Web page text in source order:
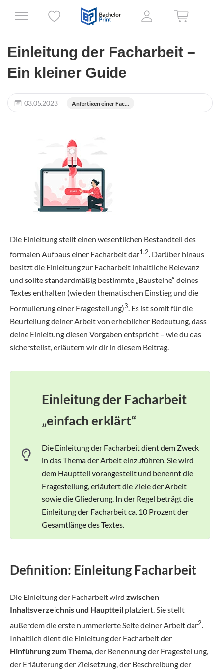
Einleitung der Facharbeit –
Ein kleiner Guide
03.05.2023 Anfertigen einer Fac...
Die Einleitung stellt einen wesentlichen Bestandteil des
formalen Aufbaus einer Facharbeit dar1,2. Darüber hinaus
besitzt die Einleitung zur Facharbeit inhaltliche Relevanz
und sollte standardmäßig bestimmte „Bausteine“ deines
Textes enthalten (wie den thematischen Einstieg und die
Formulierung einer Fragestellung)3. Es ist somit für die
Beurteilung deiner Arbeit von erheblicher Bedeutung, dass
deine Einleitung diesen Vorgaben entspricht – wie du das
sicherstellst, erläutern wir dir in diesem Beitrag.
Einleitung der Facharbeit
„einfach erklärt“
Die Einleitung der Facharbeit dient dem Zweck
in das Thema der Arbeit einzuführen. Sie wird
dem Hauptteil vorangestellt und benennt die
Fragestellung, erläutert die Ziele der Arbeit
sowie die Gliederung. In der Regel beträgt die
Einleitung der Facharbeit ca. 10 Prozent der
Gesamtlänge des Textes.
Definition: Einleitung Facharbeit
Die Einleitung der Facharbeit wird zwischen
Inhaltsverzeichnis und Hauptteil platziert. Sie stellt
außerdem die erste nummerierte Seite deiner Arbeit dar2.
Inhaltlich dient die Einleitung der Facharbeit der
Hinführung zum Thema , der Benennung der Fragestellung,
der Erläuterung der Zielsetzung, der Beschreibung der